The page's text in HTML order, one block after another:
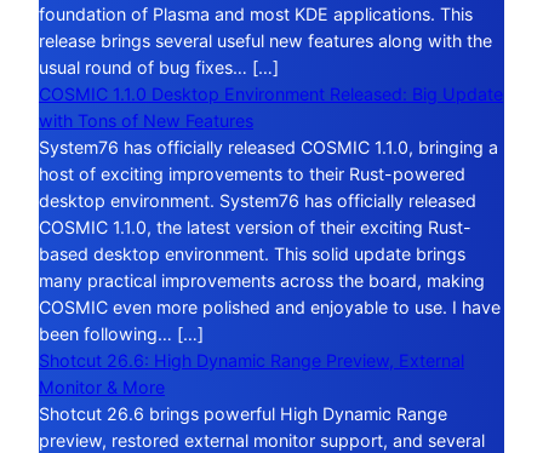
foundation of Plasma and most KDE applications. This
release brings several useful new features along with the
usual round of bug fixes… […]
COSMIC 1.1.0 Desktop Environment Released: Big Update
with Tons of New Features
System76 has officially released COSMIC 1.1.0, bringing a
host of exciting improvements to their Rust-powered
desktop environment. System76 has officially released
COSMIC 1.1.0, the latest version of their exciting Rust-
based desktop environment. This solid update brings
many practical improvements across the board, making
COSMIC even more polished and enjoyable to use. I have
been following… […]
Shotcut 26.6: High Dynamic Range Preview, External
Monitor & More
Shotcut 26.6 brings powerful High Dynamic Range
preview, restored external monitor support, and several